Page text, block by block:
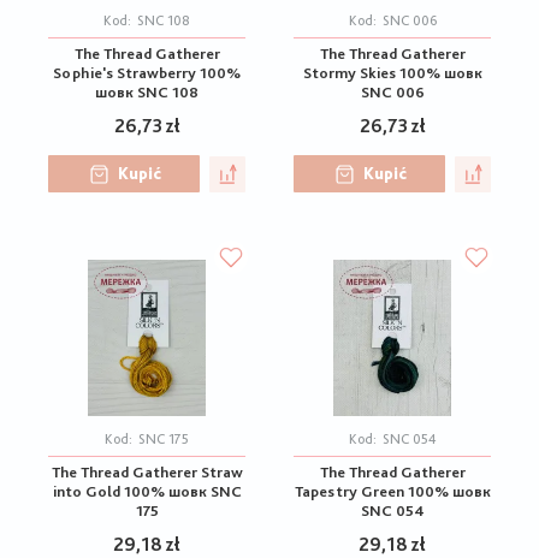
Kod: SNC 108
The Thread Gatherer
Sophie's Strawberry 100%
шовк SNC 108
26,73 zł
Kupić
Kod: SNC 006
The Thread Gatherer
Stormy Skies 100% шовк
SNC 006
26,73 zł
Kupić
Kod: SNC 175
The Thread Gatherer Straw
into Gold 100% шовк SNC
175
29,18 zł
Kod: SNC 054
The Thread Gatherer
Tapestry Green 100% шовк
SNC 054
29,18 zł